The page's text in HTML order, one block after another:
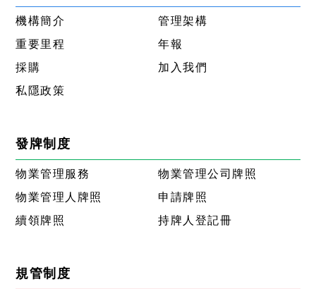
機構簡介
管理架構
重要里程
年報
採購
加入我們
私隱政策
發牌制度
物業管理服務
物業管理公司牌照
物業管理人牌照
申請牌照
續領牌照
持牌人登記冊
規管制度